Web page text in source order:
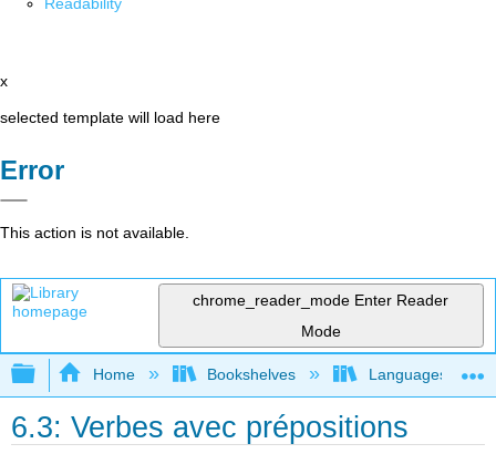
x
selected template will load here
Error
This action is not available.
chrome_reader_mode Enter Reader
Mode
Expand/collapse global hierarchy
Home Bookshelves Languages
6.3: Verbes avec prépositions